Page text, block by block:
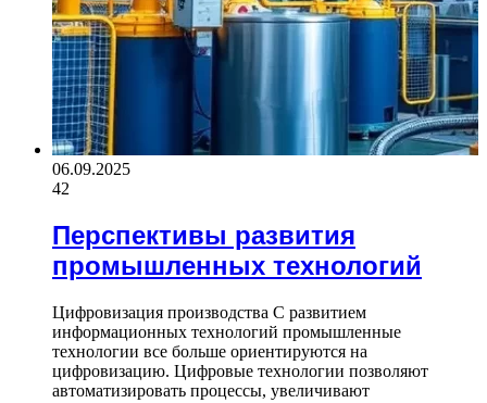
06.09.2025
42
Перспективы развития
промышленных технологий
Цифровизация производства С развитием
информационных технологий промышленные
технологии все больше ориентируются на
цифровизацию. Цифровые технологии позволяют
автоматизировать процессы, увеличивают